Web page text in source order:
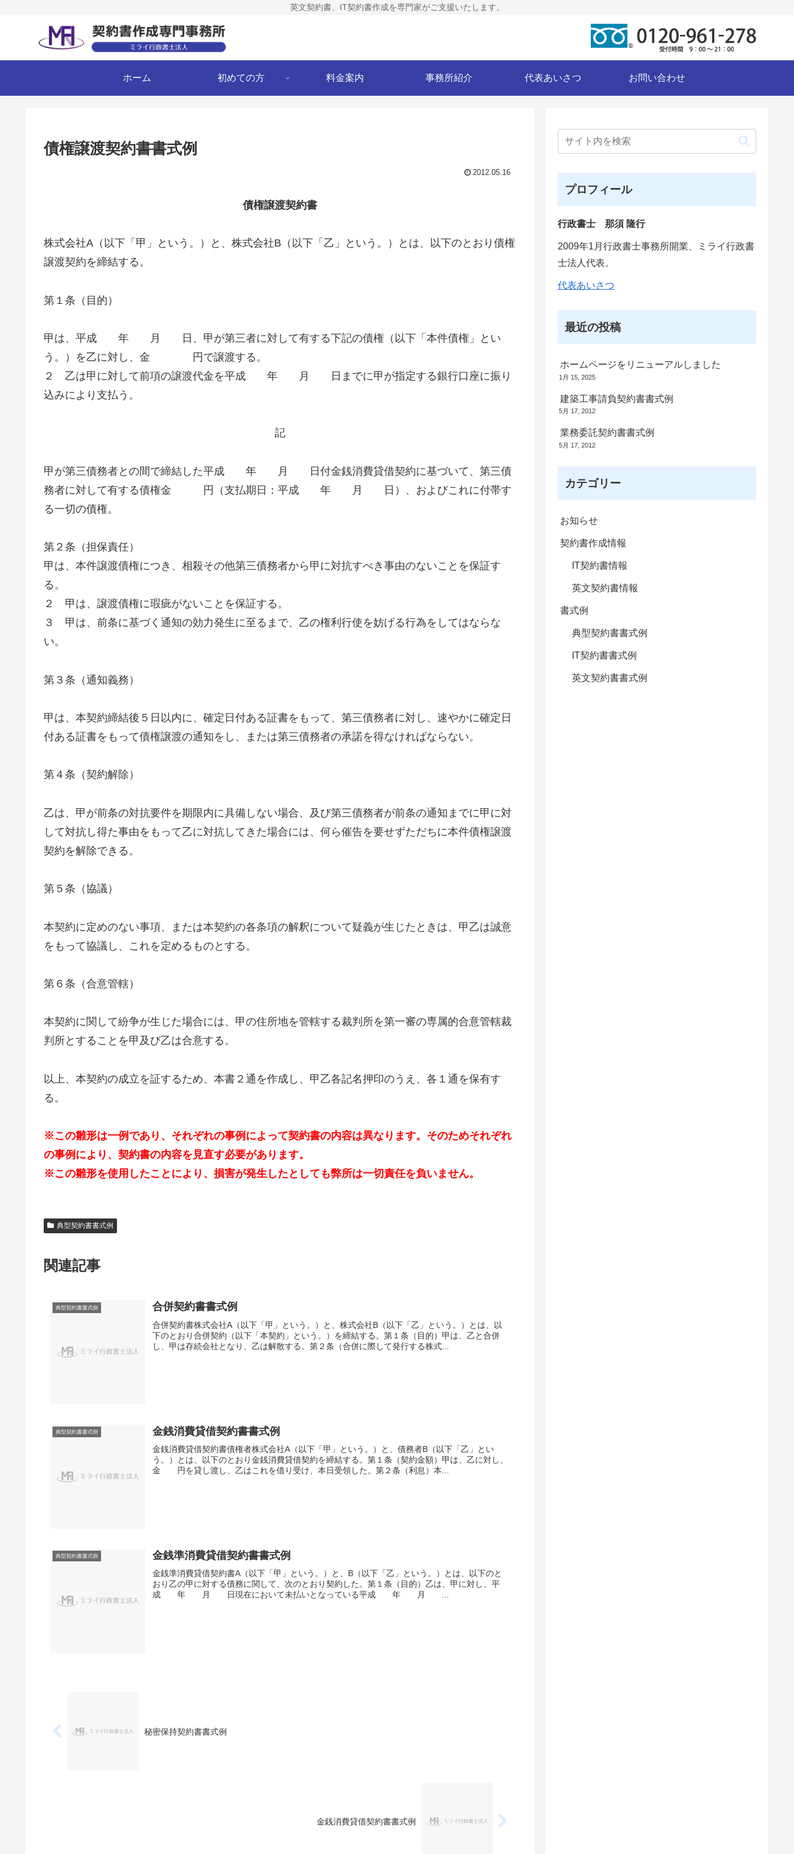
英文契約書、IT契約書作成を専門家がご支援いたします。
ホーム 初めての方 料金案内 事務所紹介 代表あいさつ お問い合わせ
債権譲渡契約書書式例
2012.05.16
債権譲渡契約書
株式会社A（以下「甲」という。）と、株式会社B（以下「乙」という。）とは、以下のとおり債権
譲渡契約を締結する。
第１条（目的）
甲は、平成 年 月 日、甲が第三者に対して有する下記の債権（以下「本件債権」とい
う。）を乙に対し、金 円で譲渡する。
２ 乙は甲に対して前項の譲渡代金を平成 年 月 日までに甲が指定する銀行口座に振り
込みにより支払う。
記
甲が第三債務者との間で締結した平成 年 月 日付金銭消費貸借契約に基づいて、第三債
務者に対して有する債権金 円（支払期日：平成 年 月 日）、およびこれに付帯す
る一切の債権。
第２条（担保責任）
甲は、本件譲渡債権につき、相殺その他第三債務者から甲に対抗すべき事由のないことを保証す
る。
２ 甲は、譲渡債権に瑕疵がないことを保証する。
３ 甲は、前条に基づく通知の効力発生に至るまで、乙の権利行使を妨げる行為をしてはならな
い。
第３条（通知義務）
甲は、本契約締結後５日以内に、確定日付ある証書をもって、第三債務者に対し、速やかに確定日
付ある証書をもって債権譲渡の通知をし、または第三債務者の承諾を得なければならない。
第４条（契約解除）
乙は、甲が前条の対抗要件を期限内に具備しない場合、及び第三債務者が前条の通知までに甲に対
して対抗し得た事由をもって乙に対抗してきた場合には、何ら催告を要せずただちに本件債権譲渡
契約を解除できる。
第５条（協議）
本契約に定めのない事項、または本契約の各条項の解釈について疑義が生じたときは、甲乙は誠意
をもって協議し、これを定めるものとする。
第６条（合意管轄）
本契約に関して紛争が生じた場合には、甲の住所地を管轄する裁判所を第一審の専属的合意管轄裁
判所とすることを甲及び乙は合意する。
以上、本契約の成立を証するため、本書２通を作成し、甲乙各記名押印のうえ、各１通を保有す
る。
※この雛形は一例であり、それぞれの事例によって契約書の内容は異なります。そのためそれぞれ
の事例により、契約書の内容を見直す必要があります。
※この雛形を使用したことにより、損害が発生したとしても弊所は一切責任を負いません。
典型契約書書式例
関連記事
典型契約書書式例 合併契約書書式例
合併契約書株式会社A（以下「甲」という。）と、株式会社B（以下「乙」という。）とは、以
下のとおり合併契約（以下「本契約」という。）を締結する。第１条（目的）甲は、乙と合併
し、甲は存続会社となり、乙は解散する。第２条（合併に際して発行する株式...
典型契約書書式例 金銭消費貸借契約書書式例
金銭消費貸借契約書債権者株式会社A（以下「甲」という。）と、債務者B（以下「乙」とい
う。）とは、以下のとおり金銭消費貸借契約を締結する。第１条（契約金額）甲は、乙に対し、
金 円を貸し渡し、乙はこれを借り受け、本日受領した。第２条（利息）本...
典型契約書書式例 金銭準消費貸借契約書書式例
金銭準消費貸借契約書A（以下「甲」という。）と、B（以下「乙」という。）とは、以下のと
おり乙の甲に対する債務に関して、次のとおり契約した。第１条（目的）乙は、甲に対し、平
成 年 月 日現在において未払いとなっている平成 年 月 ...
秘密保持契約書書式例
金銭消費貸借契約書書式例
プロフィール
行政書士 那須 隆行
2009年1月行政書士事務所開業、ミライ行政書
士法人代表。
代表あいさつ
最近の投稿
ホームページをリニューアルしました
1月 15, 2025
建築工事請負契約書書式例
5月 17, 2012
業務委託契約書書式例
5月 17, 2012
カテゴリー
お知らせ
契約書作成情報
IT契約書情報
英文契約書情報
書式例
典型契約書書式例
IT契約書書式例
英文契約書書式例